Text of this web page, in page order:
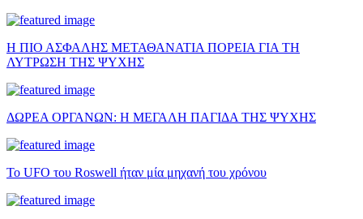
Η ΠΙΟ ΑΣΦΑΛΗΣ ΜΕΤΑΘΑΝΑΤΙΑ ΠΟΡΕΙΑ ΓΙΑ ΤΗ
ΛΥΤΡΩΣΗ ΤΗΣ ΨΥΧΗΣ
ΔΩΡΕΑ ΟΡΓΑΝΩΝ: Η ΜΕΓΑΛΗ ΠΑΓΙΔΑ ΤΗΣ ΨΥΧΗΣ
Το UFO του Roswell ήταν μία μηχανή του χρόνου